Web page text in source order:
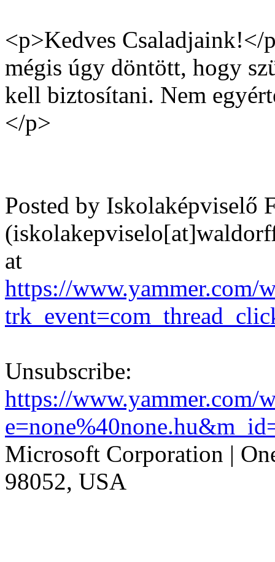
<p>Kedves
mégis úgy döntött, hogy
kell biztosítani. Nem
</p>
Posted by Iskolaképviselő
at
https://www.yammer.com/
Unsubscribe:
https://www.yammer.com/
Microsoft Corporation |
98052, USA